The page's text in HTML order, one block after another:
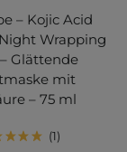
– Kojic Acid
Wrapping
Glättende
mit
– 75 ml
1